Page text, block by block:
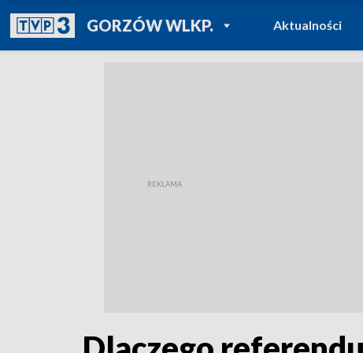
GORZÓW WLKP.POWRÓT DO
TVP REGIONY
Aktualności